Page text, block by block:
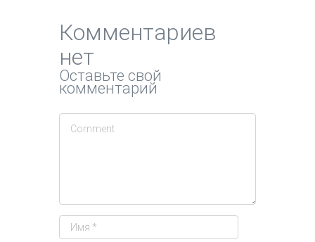
Комментариев
нет
Оставьте свой
комментарий